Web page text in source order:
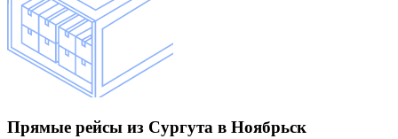
Прямые рейсы из Сургута в Ноябрьск